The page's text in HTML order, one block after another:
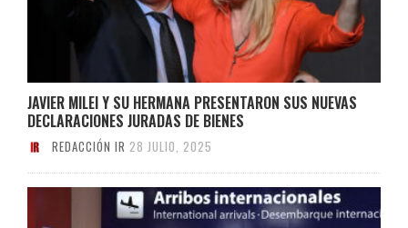
JAVIER MILEI Y SU HERMANA PRESENTARON SUS NUEVAS
DECLARACIONES JURADAS DE BIENES
REDACCIÓN IR 28 JULIO, 2025